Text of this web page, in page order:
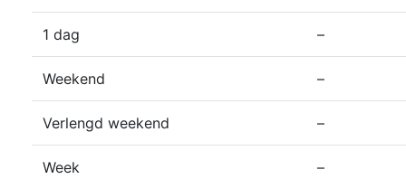
1 dag –
Weekend –
Verlengd weekend –
Week –